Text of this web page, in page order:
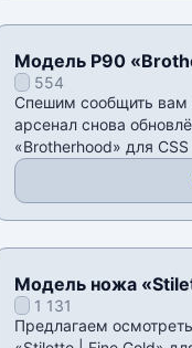
Модель P90
554
Спешим сообщить вам
арсенал снова
«Brotherhood» для
Модель ножа
v341 131
Предлагаем